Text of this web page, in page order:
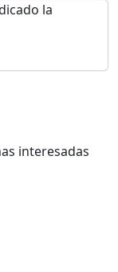
la
interesadas